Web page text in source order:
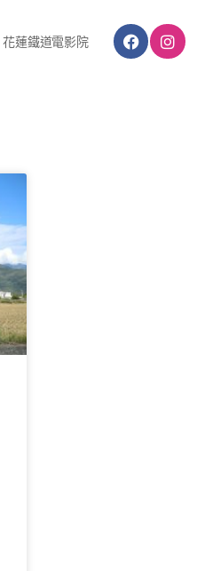
花蓮鐵道電影院